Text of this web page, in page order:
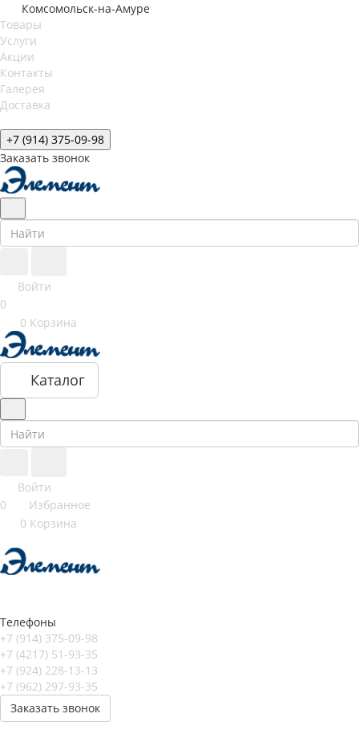
Комсомольск-на-Амуре
Товары
Услуги
Акции
Контакты
Галерея
Доставка
+7 (914) 375-09-98
Заказать звонок
Войти
0
0 Корзина
Каталог
Войти
0
Избранное
0 Корзина
Телефоны
+7 (914) 375-09-98
+7 (4217) 51-93-35
+7 (924) 228-13-13
+7 (962) 297-93-35
Заказать звонок